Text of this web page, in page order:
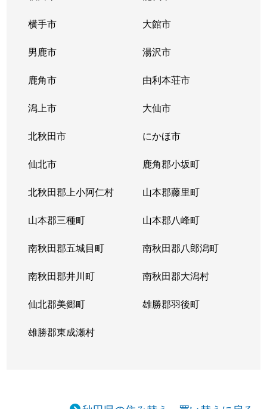
横手市 大館市
男鹿市 湯沢市
鹿角市 由利本荘市
潟上市 大仙市
北秋田市 にかほ市
仙北市 鹿角郡小坂町
北秋田郡上小阿仁村 山本郡藤里町
山本郡三種町 山本郡八峰町
南秋田郡五城目町 南秋田郡八郎潟町
南秋田郡井川町 南秋田郡大潟村
仙北郡美郷町 雄勝郡羽後町
雄勝郡東成瀬村